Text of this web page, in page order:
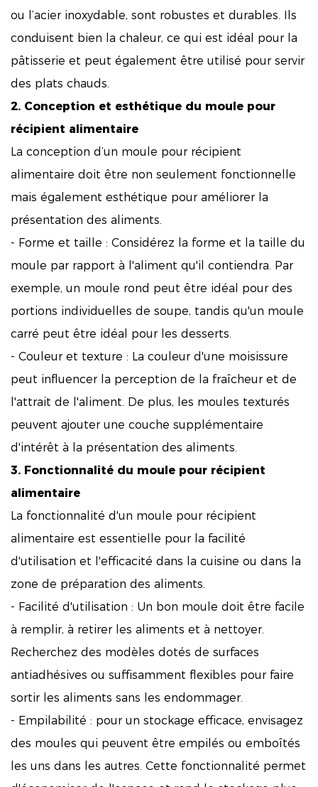
ou l’acier inoxydable, sont robustes et durables. Ils
conduisent bien la chaleur, ce qui est idéal pour la
pâtisserie et peut également être utilisé pour servir
des plats chauds.
2. Conception et esthétique du moule pour
récipient alimentaire
La conception d’un moule pour récipient
alimentaire doit être non seulement fonctionnelle
mais également esthétique pour améliorer la
présentation des aliments.
- Forme et taille : Considérez la forme et la taille du
moule par rapport à l'aliment qu'il contiendra. Par
exemple, un moule rond peut être idéal pour des
portions individuelles de soupe, tandis qu'un moule
carré peut être idéal pour les desserts.
- Couleur et texture : La couleur d'une moisissure
peut influencer la perception de la fraîcheur et de
l'attrait de l'aliment. De plus, les moules texturés
peuvent ajouter une couche supplémentaire
d'intérêt à la présentation des aliments.
3. Fonctionnalité du moule pour récipient
alimentaire
La fonctionnalité d'un moule pour récipient
alimentaire est essentielle pour la facilité
d'utilisation et l'efficacité dans la cuisine ou dans la
zone de préparation des aliments.
- Facilité d'utilisation : Un bon moule doit être facile
à remplir, à retirer les aliments et à nettoyer.
Recherchez des modèles dotés de surfaces
antiadhésives ou suffisamment flexibles pour faire
sortir les aliments sans les endommager.
- Empilabilité : pour un stockage efficace, envisagez
des moules qui peuvent être empilés ou emboîtés
les uns dans les autres. Cette fonctionnalité permet